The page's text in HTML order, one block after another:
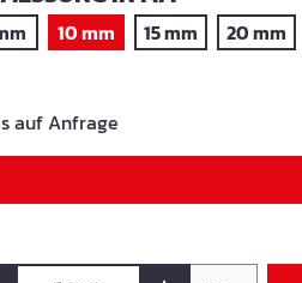
10 mm 15 mm 20 mm
auf Anfrage